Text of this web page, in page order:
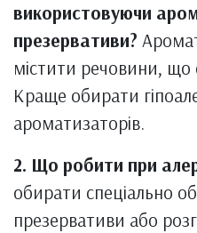
використовуючи
презервативи?
містити речовини, що
Краще обирати
ароматизаторів.
2. Що робити при
обирати спеціально
презервативи або